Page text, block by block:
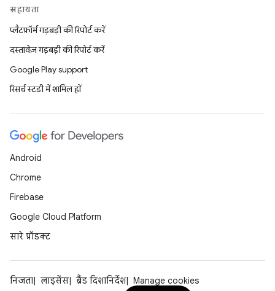
सहायता
प्लैटफ़ॉर्म गड़बड़ी की रिपोर्ट करें
दस्तावेज़ गड़बड़ी की रिपोर्ट करें
Google Play support
रिसर्च स्टडी में शामिल हों
Android
Chrome
Firebase
Google Cloud Platform
सारे प्रॉडक्ट
निजता लाइसेंस ब्रैंड दिशानिर्देश Manage cookies